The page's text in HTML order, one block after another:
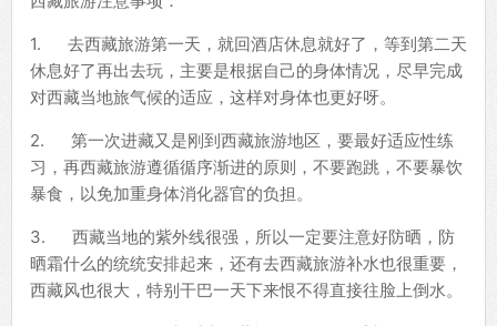
1. 去西藏旅游第一天，就回酒店休息就好了，等到第二天
休息好了再出去玩，主要是根据自己的身体情况，尽早完成
对西藏当地旅气候的适应，这样对身体也更好呀。
2. 第一次进藏又是刚到西藏旅游地区，要最好适应性练
习，再西藏旅游遵循循序渐进的原则，不要跑跳，不要暴饮
暴食，以免加重身体消化器官的负担。
3. 西藏当地的紫外线很强，所以一定要注意好防晒，防
晒霜什么的统统安排起来，还有去西藏旅游补水也很重要，
西藏风也很大，特别干巴一天下来恨不得直接往脸上倒水。